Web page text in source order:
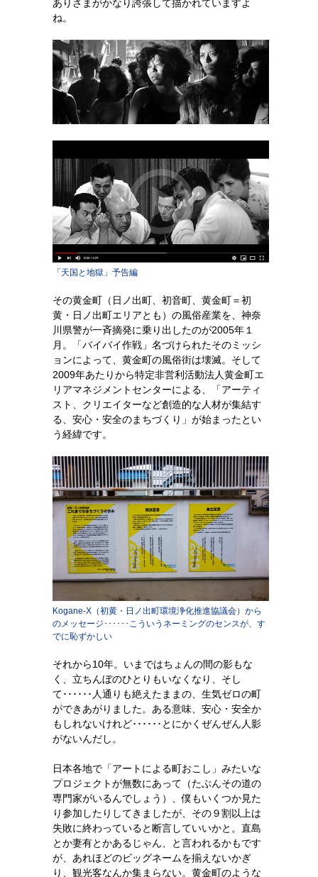
ありさまがかなり誇張して描かれていますよ
ね。
「天国と地獄」予告編
その黄金町（日ノ出町、初音町、黄金町＝初
黄・日ノ出町エリアとも）の風俗産業を、神奈
川県警が一斉摘発に乗り出したのが2005年１
月。「バイバイ作戦」名づけられたそのミッシ
ョンによって、黄金町の風俗街は壊滅。そして
2009年あたりから特定非営利活動法人黄金町エ
リアマネジメントセンターによる、「アーティ
スト、クリエイターなど創造的な人材が集結す
る、安心・安全のまちづくり」が始まったとい
う経緯です。
Kogane-X（初黄・日ノ出町環境浄化推進協議会）から
のメッセージ･･････こういうネーミングのセンスが、す
でに恥ずかしい
それから10年。いまではちょんの間の影もな
く、立ちんぼのひとりもいなくなり、そし
て･･････人通りも絶えたままの、生気ゼロの町
ができあがりました。ある意味、安心・安全か
もしれないけれど･･････とにかくぜんぜん人影
がないんだし。
日本各地で「アートによる町おこし」みたいな
プロジェクトが無数にあって（たぶんその道の
専門家がいるんでしょう）、僕もいくつか見た
り参加したりしてきましたが、その９割以上は
失敗に終わっていると断言していいかと。直島
とか妻有とかあるじゃん、と言われるかもです
が、あれほどのビッグネームを揃えないかぎ
り、観光客なんか集まらない。黄金町のような